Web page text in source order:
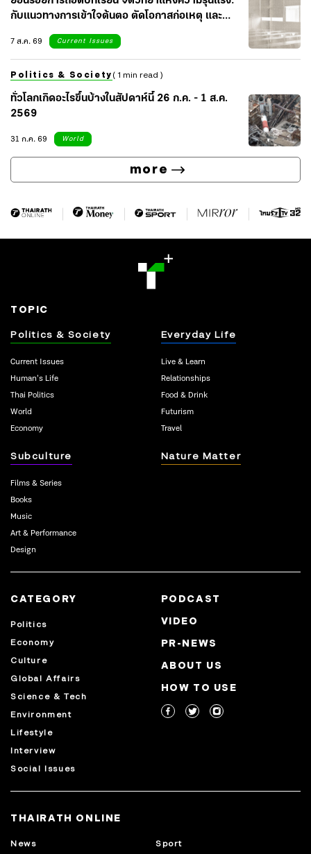
กับแนวทางการเข้าใจต้นตอ ตัดโอกาสก่อเหตุ และ
เยียวยาจิตใจสังคม
7 ส.ค. 69 Current Issues
Politics & Society ( 1 min read )
ทั่วโลกเกิดอะไรขึ้นบ้างในสัปดาห์นี้ 26 ก.ค. - 1 ส.ค.
2569
31 ก.ค. 69
World
more
TOPIC
Politics & Society
Current Issues
Human’s Life
Thai Politics
World
Economy
Everyday Life
Live & Learn
Relationships
Food & Drink
Futurism
Travel
Subculture
Films & Series
Books
Music
Art & Performance
Design
Nature Matter
CATEGORY
Politics
Economy
Culture
Global Affairs
Science & Tech
Environment
Lifestyle
Interview
Social Issues
PODCAST
VIDEO
PR-NEWS
ABOUT US
HOW TO USE
THAIRATH ONLINE
News Sport